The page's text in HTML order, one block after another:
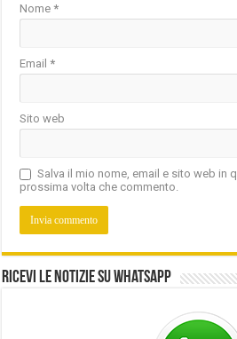
Nome*
Email*
Sito web
Salva il mio nome, email e sito web in
prossima volta che commento.
Ricevi le notizie su Whatsapp